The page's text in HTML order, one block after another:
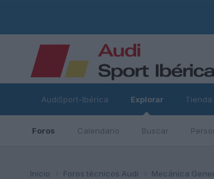
AudiSport-Ibérica Explorar
Foros Calendario Buscar
Tienda
Inicio Foros técnicos Audi Mecánica